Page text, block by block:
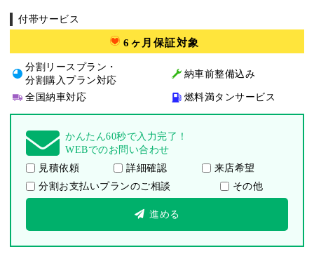
付帯サービス
6ヶ月保証対象
分割リースプラン・
分割購入プラン対応
納車前整備込み
全国納車対応 燃料満タンサービス
かんたん60秒で入力完了！
WEBでのお問い合わせ
見積依頼
詳細確認
来店希望
分割お支払いプランのご相談
その他
進める